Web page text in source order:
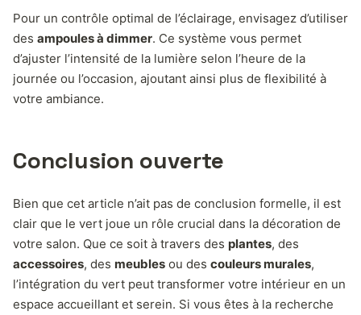
Pour un contrôle optimal de l’éclairage, envisagez d’utiliser
des ampoules à dimmer. Ce système vous permet
d’ajuster l’intensité de la lumière selon l’heure de la
journée ou l’occasion, ajoutant ainsi plus de flexibilité à
votre ambiance.
Conclusion ouverte
Bien que cet article n’ait pas de conclusion formelle, il est
clair que le vert joue un rôle crucial dans la décoration de
votre salon. Que ce soit à travers des plantes, des
accessoires, des meubles ou des couleurs murales,
l’intégration du vert peut transformer votre intérieur en un
espace accueillant et serein. Si vous êtes à la recherche